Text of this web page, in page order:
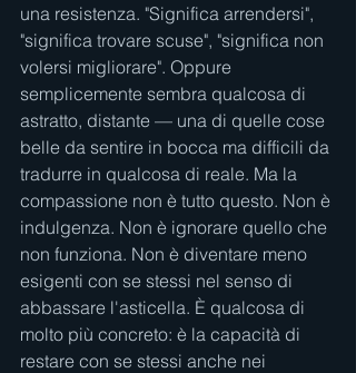
una resistenza. "Significa arrendersi",
"significa trovare scuse", "significa non
volersi migliorare". Oppure
semplicemente sembra qualcosa di
astratto, distante — una di quelle cose
belle da sentire in bocca ma difficili da
tradurre in qualcosa di reale. Ma la
compassione non è tutto questo. Non è
indulgenza. Non è ignorare quello che
non funziona. Non è diventare meno
esigenti con se stessi nel senso di
abbassare l'asticella. È qualcosa di
molto più concreto: è la capacità di
restare con se stessi anche nei